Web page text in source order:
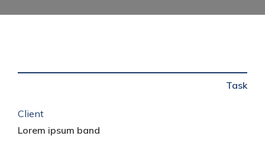
Client
Lorem ipsum band
Task